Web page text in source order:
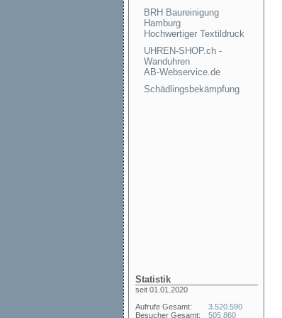
BRH Baureinigung
Hamburg
Hochwertiger Textildruck
UHREN-SHOP.ch -
Wanduhren
AB-Webservice.de
Schädlingsbekämpfung
Statistik
seit 01.01.2020
Aufrufe Gesamt:
Besucher Gesamt:
3.520.590
505.860